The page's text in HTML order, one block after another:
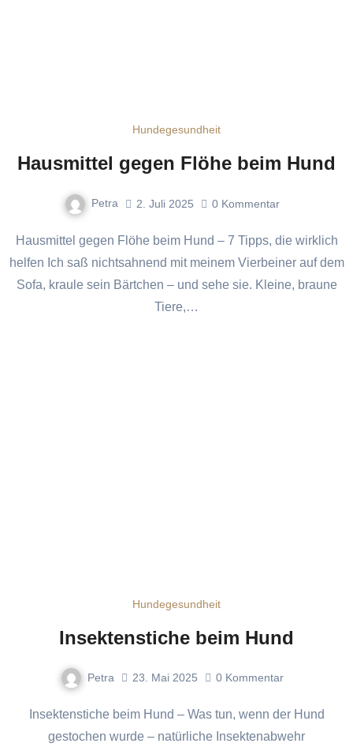
Hundegesundheit
Hausmittel gegen Flöhe beim Hund
Petra 2. Juli 2025 0 Kommentar
Hausmittel gegen Flöhe beim Hund – 7 Tipps, die wirklich
helfen Ich saß nichtsahnend mit meinem Vierbeiner auf dem
Sofa, kraule sein Bärtchen – und sehe sie. Kleine, braune
Tiere,…
Hundegesundheit
Insektenstiche beim Hund
Petra 23. Mai 2025 0 Kommentar
gestochen wurde – natürliche Insektenabwehr